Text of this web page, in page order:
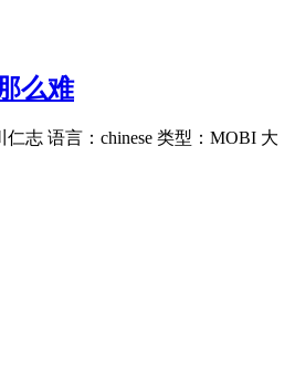
么难
志 语言：chinese 类型：MOBI 大